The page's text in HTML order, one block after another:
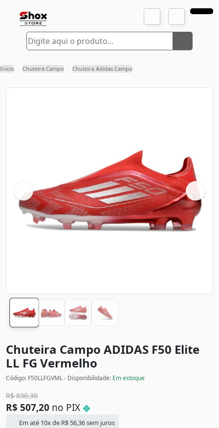
Início › Chuteira Campo › Chuteira Adidas Campo
Chuteira Campo ADIDAS F50 Elite
LL FG Vermelho
Código: F50LLFGVML - Disponibilidade: Em estoque
R$830,30
R$ 507,20 no PIX
Em até 10x de R$ 56,36sem juros